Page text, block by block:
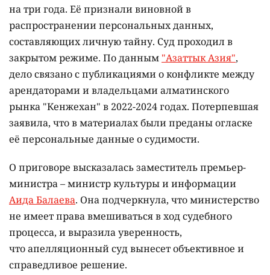
на три года. Её признали виновной в
распространении персональных данных,
составляющих личную тайну. Суд проходил в
закрытом режиме. По данным "Азаттык Азия",
дело связано с публикациями о конфликте между
арендаторами и владельцами алматинского
рынка "Кенжехан" в 2022-2024 годах. Потерпевшая
заявила, что в материалах были преданы огласке
её персональные данные о судимости.
О приговоре высказалась заместитель премьер-
министра – министр культуры и информации
Аида Балаева. Она подчеркнула, что министерство
не имеет права вмешиваться в ход судебного
процесса, и выразила уверенность,
что апелляционный суд вынесет объективное и
справедливое решение.